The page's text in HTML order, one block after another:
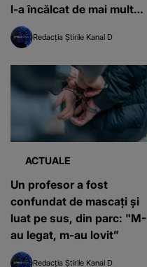
l-a încălcat de mai multe
ori
Redacția Știrile Kanal D
ACTUALE
Un profesor a fost
confundat de mascaţi şi
luat pe sus, din parc: "M-
au legat, m-au lovit”
Redacția Știrile Kanal D